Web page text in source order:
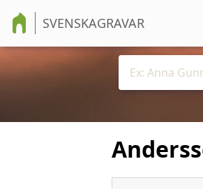
SVENSKAGRAVAR